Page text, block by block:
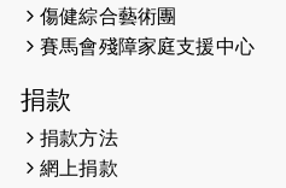
2024-12-31
傷健綜合藝術團
賽馬會殘障家庭支援中心
捐款
捐款方法
網上捐款